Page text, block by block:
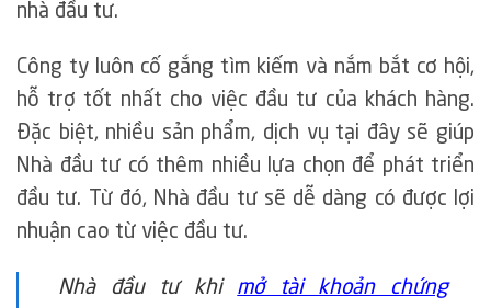
nhà đầu tư.
Công ty luôn cố gắng tìm kiếm và nắm bắt cơ hội,
hỗ trợ tốt nhất cho việc đầu tư của khách hàng.
Đặc biệt, nhiều sản phẩm, dịch vụ tại đây sẽ giúp
Nhà đầu tư có thêm nhiều lựa chọn để phát triển
đầu tư. Từ đó, Nhà đầu tư sẽ dễ dàng có được lợi
nhuận cao từ việc đầu tư.
Nhà đầu tư khi mở tài khoản chứng